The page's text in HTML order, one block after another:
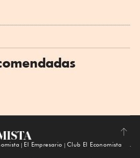
Subir
El Empresario
Club El Economista